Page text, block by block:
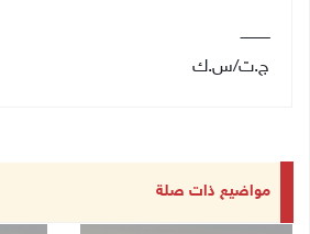
ـــــــــــــ
ج.ت/س.ك
مواضيع ذات صلة